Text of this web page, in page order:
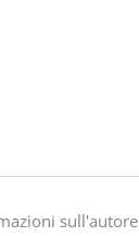
sull'autore